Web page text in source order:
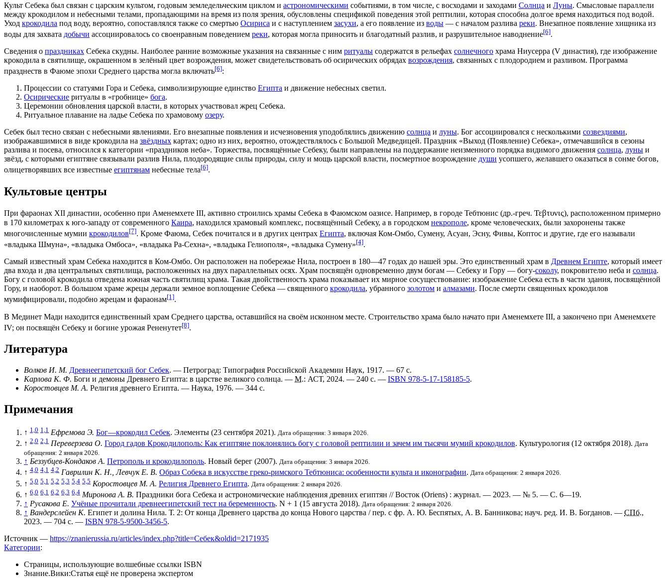
Культ Себека был связан с царским культом, годовым земледельческим циклом и астрономическими событиями, в том числе, с восходами и заходами Солнца и Луны. Смысловые параллели
между крокодилом и небесными телами, пропадающими на время из поля зрения, обусловлены спецификой поведения этой рептилии, которая способна долгое время находиться под водой.
Уход крокодила под воду, вероятно, сопоставлялся также со смертью Осириса и с наступлением засухи, а его появление из воды — с началом разлива реки. Внезапное появление хищника из
воды для захвата добычи ассоциировалось со своенравным поведением реки, которая могла приносить и благодатный разлив, и разрушительное наводнение[6].
Сведения о праздниках Себека скудны. Наиболее ранние возможные указания на связанные с ним ритуалы содержатся в рельефах солнечного храма Ниусерра (V династия), где изображение
крокодила в святилище, окрашенном в зелёный цвет возрождения, может свидетельствовать об осирических обрядах возрождения, связанных с плодородием и разливом. Программа
празднеств в Фаюме эпохи Среднего царства могла включать[6]:
Процессии со статуями Гора и Себека, символизирующие единство Египта и движение небесных светил.
Осирические ритуалы в «гробнице» бога.
Церемонии обновления царской власти, в которых участвовал жрец Себека.
Ритуальное плавание на ладье Себека по храмовому озеру.
Себек был тесно связан с небесными явлениями. Его внезапные появления и исчезновения уподоблялись движению солнца и луны. Бог ассоциировался с несколькими созвездиями,
изображавшимися в виде крокодила на звёздных картах; одно из них, вероятно, отождествлялось с Большой Медведицей. Праздник «Выход (Появление) Себека», отмечавшийся в сезоны
разлива и посева, относился к категории «праздников неба». Торжества, посвящённые Себеку, были направлены на поддержание неизменного порядка видимого движения солнца, луны и
звёзд, с которыми египтяне связывали разлив Нила, плодородящие силы природы, силу и мощь царской власти, посмертное возрождение души усопшего, желавшего оказаться в сонме богов,
олицетворявших все известные египтянам небесные тела[6].
Культовые центры
При фараонах XII династии, особенно при Аменемхете III, активно строились храмы Себека в Фаюмском оазисе. Например, в городе Тебтюнис (др.-греч. Τεβτυνις), расположенном примерно
в 170 километрах к юго-западу от cовременного Каира, находился храмовый комплекс, посвящённый Себеку, а в городском некрополе, кроме человеческих, были захоронены также
многочисленные мумии крокодилов[7]. Кроме Фаюма, Себек почитался и в других центрах Египта, включая Ком-Омбо, Сумену, Асуан, Эсну, Фивы, Коптос и другие, где его называли
«владыка Шмуна», «владыка Омбоса», «владыка Ра-Сехна», «владыка Гелиополя», «владыка Сумену»[4].
Самый известный храм Себека находится в Ком-Омбо. Он расположен на побережье Нила, построен в 180—47 годах до нашей эры. Это единственный храм в Древнем Египте, который имеет
два входа и два центральных святилища, расположенных на двух параллельных осях. Храм посвящён одновременно двум богам — Себеку и Гору — богу-соколу, покровителю неба и солнца.
Богу с головой крокодила отведена южная часть святилищ храма. Такая двойственность храма показывает их мирное сосуществование: изображение Себека есть в части здания, посвящённой
Гору, и наоборот. В большом храме жрецы держали земное воплощение Себека — священного крокодила, убранного золотом и алмазами. После смерти священных крокодилов
мумифицировали, подобно жрецам и фараонам[1].
В Мединет Мади находится единственный храм Среднего царства, оставшийся на своём исконном месте. Строительство храма было начато при Аменемхете III, а закончено при Аменемхете
IV; он посвящён Себеку и богине урожая Рененутет[8].
Литература
Волков И. М. Древнеегипетский бог Себек. — Петроград: Типография Российской Академии Наук, 1917. — 67 с.
Карлова К. Ф. Боги и демоны Древнего Египта: в царстве великого солнца. — М.: АСТ, 2024. — 240 с. — ISBN 978-5-17-158185-5.
Коростовцев М. А. Религия древнего Египта. — Наука, 1976. — 344 с.
Примечания
↑ 1,0 1,1 Ефремова Э. Бог—крокодил Себек. Элементы (23 сентября 2021). Дата обращения: 3 января 2026.
↑ 2,0 2,1 Переверзева О. Город гадов Крокодилополь: Как египтяне поклонялись богу с головой рептилии и зачем им тысячи мумий крокодилов. Культурология (12 октября 2018). Дата
обращения: 2 января 2026.
↑ Беззубцев-Кондаков А. Петрополь и крокодилополь. Новый берег (2007). Дата обращения: 3 января 2026.
↑ 4,0 4,1 4,2 Гаврилин К. Н., Левчук Е. В. Образ Собека в искусстве греко-римского Тебтюниса: особенности культа и иконографии. Дата обращения: 2 января 2026.
↑ 5,0 5,1 5,2 5,3 5,4 5,5 Коростовцев М. А. Религия Древнего Египта. Дата обращения: 2 января 2026.
↑ 6,0 6,1 6,2 6,3 6,4 Миронова А. В. Праздники бога Себека и астрономические наблюдения древних египтян // Восток (Oriens) : журнал. — 2023. — № 5. — С. 6—19.
↑ Русакова Е. Учёные прочитали древнеегипетский тест на беременность. N + 1 (15 августа 2018). Дата обращения: 2 января 2026.
↑ Вандерслейен К. Египет и долина Нила. Т. 2: От конца Древнего царства до конца Нового царства / пер. с фр. А. Ю. Беспятых, А. В. Банникова; науч. ред. И. В. Богданов. — СПб.,
2023. — 704 с. — ISBN 978-5-9500-3456-5.
Источник — https://znanierussia.ru/articles/index.php?title=Себек&oldid=2171935
Категории:
Страницы, использующие волшебные ссылки ISBN
Знание.Вики:Статья ещё не проверена экспертом